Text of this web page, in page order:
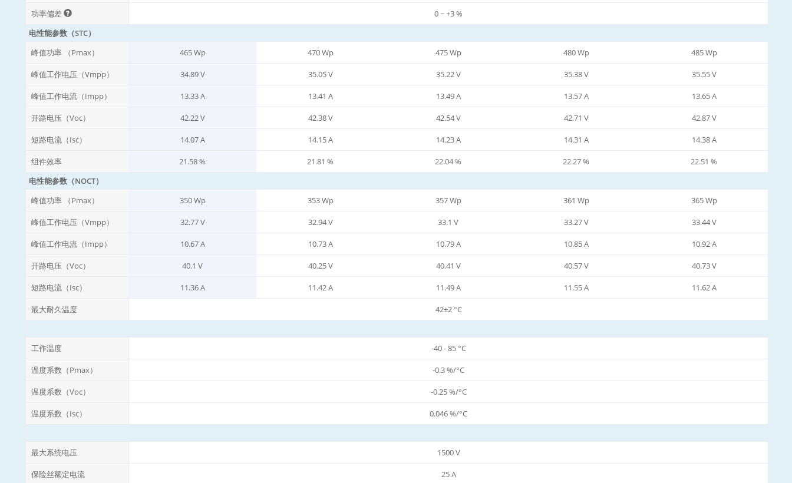
功率偏差
0 ~ +3 %
电性能参数（STC）
峰值功率 （Pmax）
465 Wp 470 Wp 475 Wp 480 Wp 485 Wp
峰值工作电压（Vmpp） 34.89 V 35.05 V 35.22 V 35.38 V 35.55 V
峰值工作电流（Impp） 13.33 A 13.41 A 13.49 A 13.57 A 13.65 A
开路电压（Voc） 42.22 V 42.38 V 42.54 V 42.71 V 42.87 V
短路电流（Isc） 14.07 A 14.15 A 14.23 A 14.31 A 14.38 A
组件效率 21.58 % 21.81 % 22.04 % 22.27 %
22.51 %
电性能参数（NOCT）
峰值功率 （Pmax）
350 Wp 353 Wp 357 Wp 361 Wp 365 Wp
峰值工作电压（Vmpp） 32.77 V 32.94 V 33.1 V 33.27 V 33.44 V
峰值工作电流（Impp） 10.67 A 10.73 A 10.79 A 10.85 A 10.92 A
开路电压（Voc） 40.1 V 40.25 V 40.41 V 40.57 V 40.73 V
短路电流（Isc） 11.36 A 11.42 A 11.49 A 11.55 A 11.62 A
最大耐久温度 42±2 °C
工作温度 -40 - 85 °C
温度系数（Pmax） -0.3 %/°C
温度系数（Voc） -0.25 %/°C
温度系数（Isc） 0.046 %/°C
最大系统电压 1500 V
保险丝额定电流 25 A